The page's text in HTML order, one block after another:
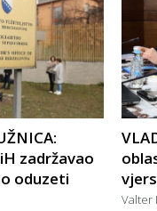
zadržavao
oduzeti
Valter